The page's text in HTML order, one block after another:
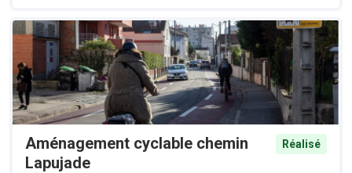
Aménagement cyclable chemin
Lapujade
Réalisé